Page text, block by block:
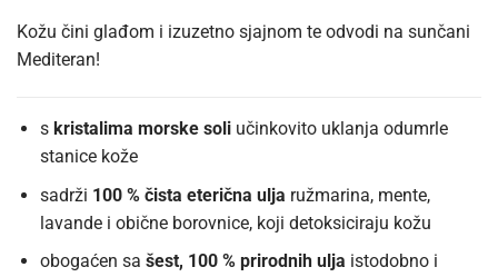
Kožu čini glađom i izuzetno sjajnom te odvodi na sunčani
Mediteran!
s kristalima morske soliučinkovito uklanja odumrle
stanice kože
sadrži 100 % čista eterična ulja ružmarina, mente,
lavande i obične borovnice, koji detoksiciraju kožu
obogaćen sa šest, 100 % prirodnih ulja istodobno i